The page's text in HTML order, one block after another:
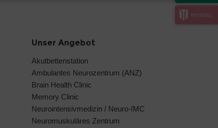
MYINSEL
Unser Angebot
Akutbettenstation
Ambulantes Neurozentrum (ANZ)
Brain Health Clinic
Memory Clinic
Neurointensivmedizin / Neuro-IMC
Neuromuskuläres Zentrum